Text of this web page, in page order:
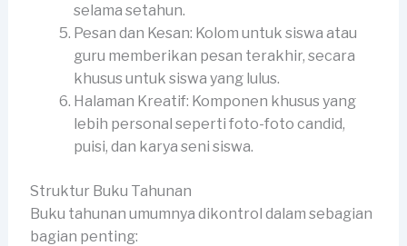
selama setahun.
Pesan dan Kesan: Kolom untuk siswa atau
guru memberikan pesan terakhir, secara
khusus untuk siswa yang lulus.
Halaman Kreatif: Komponen khusus yang
lebih personal seperti foto-foto candid,
puisi, dan karya seni siswa.
Struktur Buku Tahunan
Buku tahunan umumnya dikontrol dalam sebagian
bagian penting: